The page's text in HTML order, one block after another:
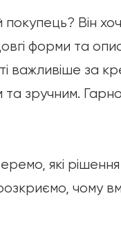
покупець? Він
форми та
важливіше за
зручним.
які
чому